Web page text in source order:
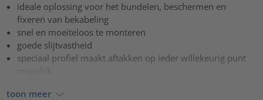
ideale oplossing voor het bundelen, beschermen en
fixeren van bekabeling
snel en moeiteloos te monteren
goede slijtvastheid
speciaal profiel maakt aftakken op ieder willekeurig punt
toon meer